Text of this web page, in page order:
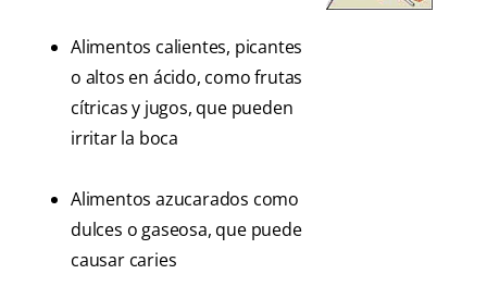
Alimentos calientes, picantes
o altos en ácido, como frutas
cítricas y jugos, que pueden
irritar la boca
Alimentos azucarados como
dulces o gaseosa, que puede
causar caries